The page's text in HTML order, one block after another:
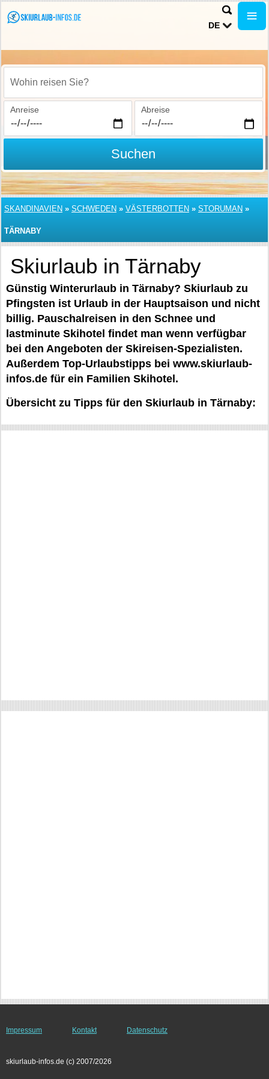
DE
Wohin reisen Sie?
Anreise Abreise
Suchen
SKANDINAVIEN » SCHWEDEN » VÄSTERBOTTEN » STORUMAN »
TÄRNABY
Skiurlaub in Tärnaby
Günstig Winterurlaub in Tärnaby? Skiurlaub zu
Pfingsten ist Urlaub in der Hauptsaison und nicht
billig. Pauschalreisen in den Schnee und
lastminute Skihotel findet man wenn verfügbar
bei den Angeboten der Skireisen-Spezialisten.
Außerdem Top-Urlaubstipps bei www.skiurlaub-
infos.de für ein Familien Skihotel.
Übersicht zu Tipps für den Skiurlaub in Tärnaby:
Impressum Kontakt Datenschutz
skiurlaub-infos.de (c) 2007/2026